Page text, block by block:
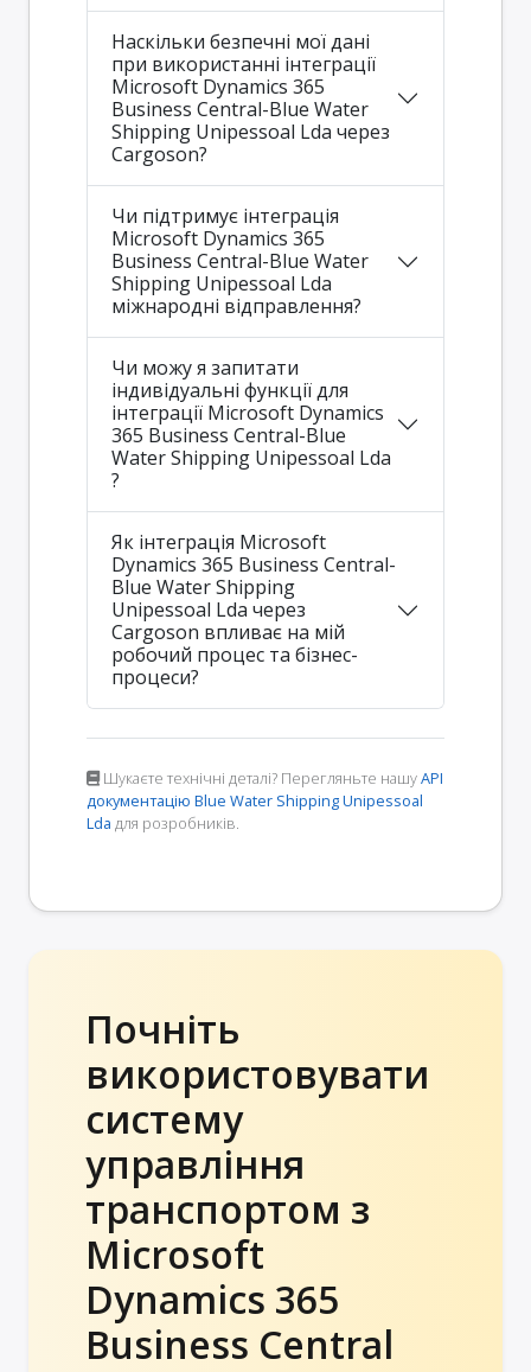
Наскільки безпечні мої дані
при використанні інтеграції
Microsoft Dynamics 365
Business Central-Blue Water
Shipping Unipessoal Lda через
Cargoson?
Чи підтримує інтеграція
Microsoft Dynamics 365
Business Central-Blue Water
Shipping Unipessoal Lda
міжнародні відправлення?
Чи можу я запитати
індивідуальні функції для
інтеграції Microsoft Dynamics
365 Business Central-Blue
Water Shipping Unipessoal Lda
?
Як інтеграція Microsoft
Dynamics 365 Business Central-
Blue Water Shipping
Unipessoal Lda через
Cargoson впливає на мій
робочий процес та бізнес-
процеси?
Шукаєте технічні деталі? Перегляньте нашуAPI
документацію Blue Water Shipping Unipessoal
Lda для розробників.
Почніть
використовувати
систему
управління
транспортом з
Microsoft
Dynamics 365
Business Central